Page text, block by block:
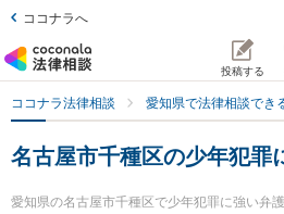
ココナラへ
投稿する
ココナラ法律相談 愛知県で法律相談でき
名古屋市千種区の少年犯罪
愛知県の名古屋市千種区で少年犯罪に強い弁